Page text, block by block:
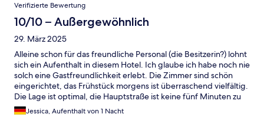
Verifizierte Bewertung
10/10 – Außergewöhnlich
29. März 2025
Alleine schon für das freundliche Personal (die Besitzerin?) lohnt
sich ein Aufenthalt in diesem Hotel. Ich glaube ich habe noch nie
solch eine Gastfreundlichkeit erlebt. Die Zimmer sind schön
eingerichtet, das Frühstück morgens ist überraschend vielfältig.
Die Lage ist optimal, die Hauptstraße ist keine fünf Minuten zu
Fuß entfernt und so läuft man auch zum Fähranleger nicht sehr
lange. Ich würde jederzeit wieder in diesem Hotel übernachten
Jessica, Aufenthalt von 1 Nacht